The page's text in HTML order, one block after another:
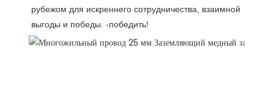
рубежом для искреннего сотрудничества, взаимной